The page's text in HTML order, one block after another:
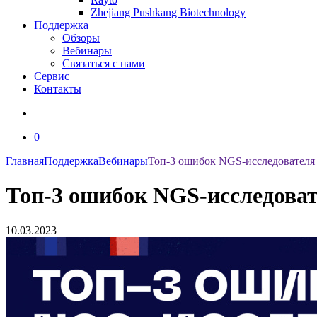
Zhejiang Pushkang Biotechnology
Поддержка
Обзоры
Вебинары
Связаться с нами
Сервис
Контакты
0
ГлавнаяПоддержкаВебинарыТоп-3 ошибок NGS-исследователя
Топ-3 ошибок NGS-
10.03.2023